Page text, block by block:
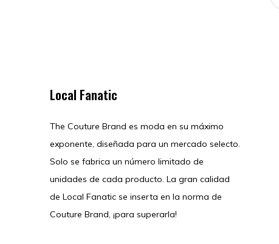
Local Fanatic
The Couture Brand es moda en su máximo
exponente, diseñada para un mercado selecto.
Solo se fabrica un número limitado de
unidades de cada producto. La gran calidad
de Local Fanatic se inserta en la norma de
Couture Brand, ¡para superarla!